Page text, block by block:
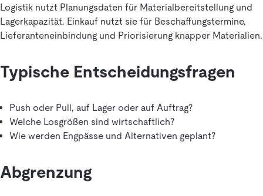
Logistik nutzt Planungsdaten für Materialbereitstellung und
Lagerkapazität. Einkauf nutzt sie für Beschaffungstermine,
Lieferanteneinbindung und Priorisierung knapper Materialien.
Typische Entscheidungsfragen
Push oder Pull, auf Lager oder auf Auftrag?
Welche Losgrößen sind wirtschaftlich?
Wie werden Engpässe und Alternativen geplant?
Abgrenzung